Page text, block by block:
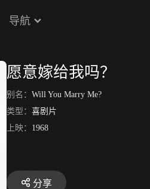
导航
愿意嫁给我吗？
别名： Will You Marry Me?
类型： 喜剧片
上映： 1968
分享